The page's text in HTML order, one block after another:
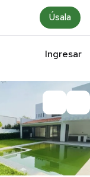
Úsala
Ingresar